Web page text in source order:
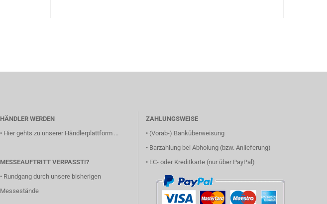
HÄNDLER WERDEN
• Hier gehts zu unserer Händlerplattform ...
MESSEAUFTRITT VERPASST!?
• Rundgang durch unsere bisherigen
Messestände
ZAHLUNGSWEISE
• (Vorab-) Banküberweisung
• Barzahlung bei Abholung (bzw. Anlieferung)
• EC- oder Kreditkarte (nur über PayPal)